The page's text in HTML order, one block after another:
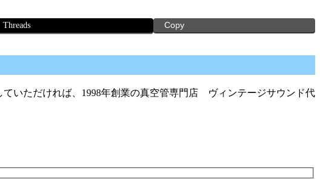
Threads Copy
いただければ、1998年創業の真空管専門店 ヴィンテージサウンド代